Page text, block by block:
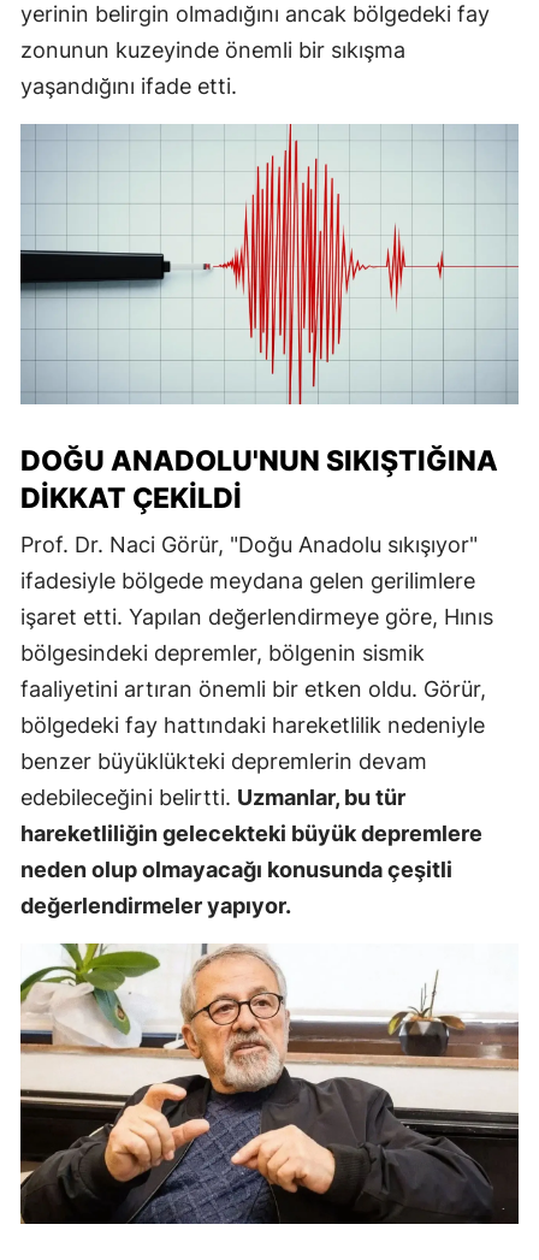
yerinin belirgin olmadığını ancak bölgedeki fay
zonunun kuzeyinde önemli bir sıkışma
yaşandığını ifade etti.
DOĞU ANADOLU'NUN SIKIŞTIĞINA
DIKKAT ÇEKILDI
Prof. Dr. Naci Görür, "Doğu Anadolu sıkışıyor"
ifadesiyle bölgede meydana gelen gerilimlere
işaret etti. Yapılan değerlendirmeye göre, Hınıs
bölgesindeki depremler, bölgenin sismik
faaliyetini artıran önemli bir etken oldu. Görür,
bölgedeki fay hattındaki hareketlilik nedeniyle
benzer büyüklükteki depremlerin devam
edebileceğini belirtti. Uzmanlar, bu tür
hareketliliğin gelecekteki büyük depremlere
neden olup olmayacağı konusunda çeşitli
değerlendirmeler yapıyor.